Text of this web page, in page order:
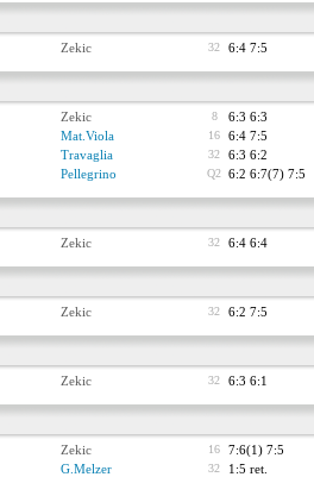
Zekic 32 6:4 7:5
Zekic 8 6:3 6:3
Mat.Viola 16 6:4 7:5
Travaglia 32 6:3 6:2
Pellegrino Q2 6:2 6:7(7) 7:5
Zekic 32 6:4 6:4
Zekic 32 6:2 7:5
Zekic 32 6:3 6:1
Zekic 16 7:6(1) 7:5
G.Melzer 32 1:5 ret.